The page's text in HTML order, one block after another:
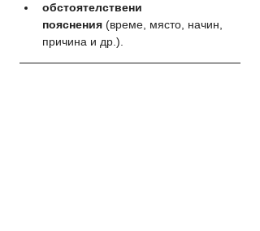
обстоятелствени
пояснения (време, място, начин,
причина и др.).